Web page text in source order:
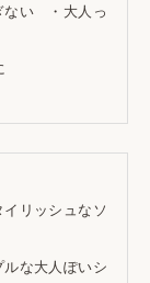
ない ・大人っ
リッシュなソ
な大人ぽいシ